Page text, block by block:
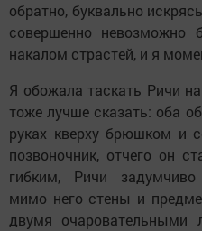
обратно, буквально
совершенно невозможно
накалом страстей, и я
Я обожала таскать Ричи
тоже лучше сказать: оба
руках кверху брюшком и
позвоночник, отчего он
гибким, Ричи
мимо него стены и
двумя очаровательными